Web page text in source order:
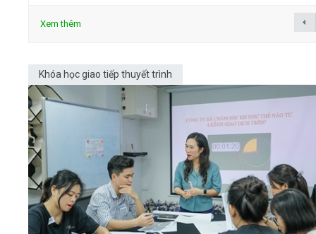
Xem thêm
Khóa học giao tiếp thuyết trình